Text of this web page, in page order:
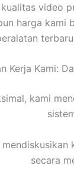
video
harga kami
Kerja Kami:
kami
mendiskusikan
secara